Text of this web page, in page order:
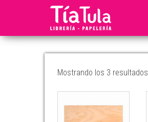
Mostrando los 3 resultados